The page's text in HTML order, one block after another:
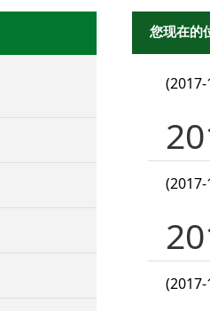
您现在的